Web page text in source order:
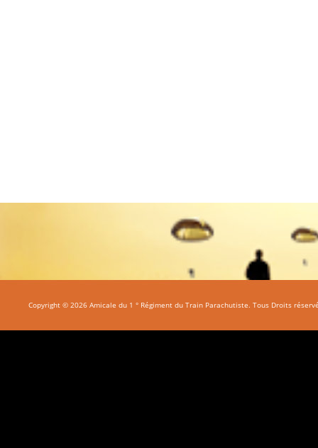
Copyright © 2026 Amicale du 1 ° Régiment du Train Parachutiste. Tous Droits